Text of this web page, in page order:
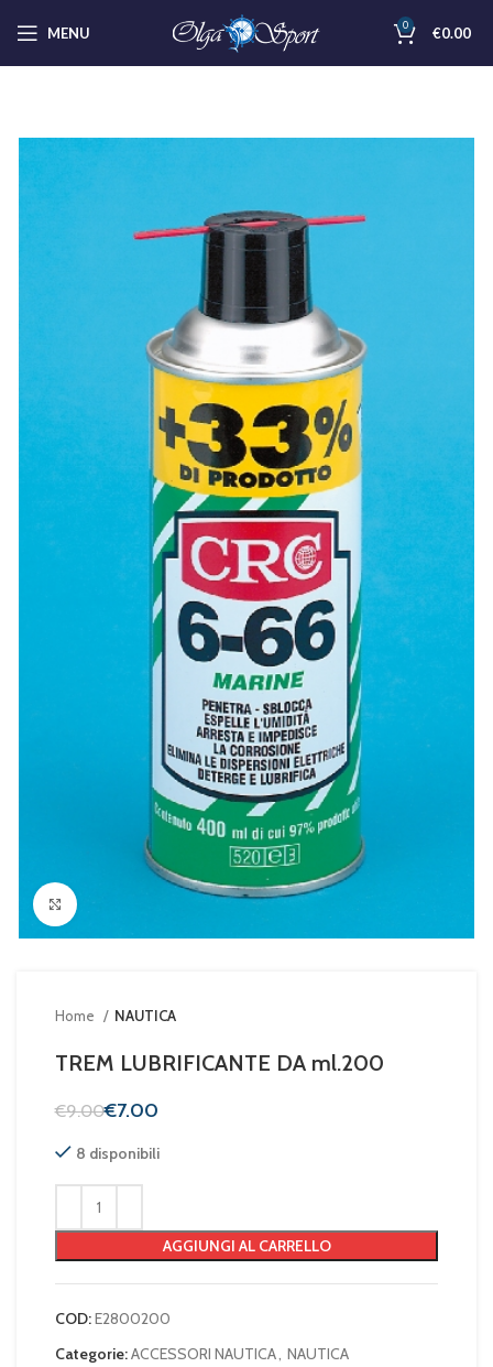
MENU 0 €0.00
Home NAUTICA
TREM LUBRIFICANTE DA ml.200
€9.00€7.00
8 disponibili
AGGIUNGI AL CARRELLO
COD:E2800200
Categorie:ACCESSORI NAUTICA, NAUTICA